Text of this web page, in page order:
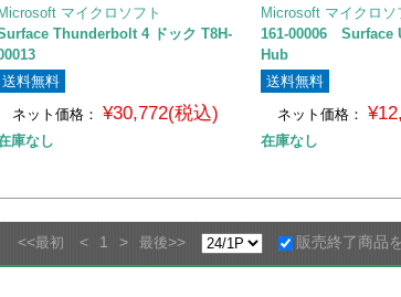
Microsoft マイクロソフト
Thunderbolt 4 ドック T8H-
送料無料
ネット価格：
¥30,772(税込)
庫なし
Microsoft マイクロソ
161-00006 Surface
Hub
送料無料
ネット価格：
在庫なし
<<最初 < 1 > 最後>> 販売終了商品